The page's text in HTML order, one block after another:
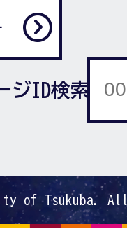
ジID検索
of Tsukuba.